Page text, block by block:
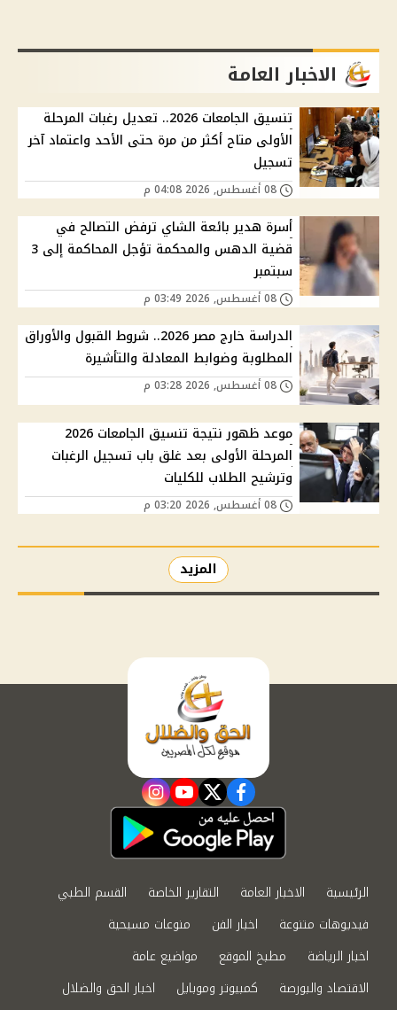
الاخبار العامة
تنسيق الجامعات 2026.. تعديل رغبات المرحلة
الأولى متاح أكثر من مرة حتى الأحد واعتماد آخر
تسجيل
أسرة هدير بائعة الشاي ترفض التصالح في
قضية الدهس والمحكمة تؤجل المحاكمة إلى 3
سبتمبر
الدراسة خارج مصر 2026.. شروط القبول والأوراق
المطلوبة وضوابط المعادلة والتأشيرة
موعد ظهور نتيجة تنسيق الجامعات 2026
المرحلة الأولى بعد غلق باب تسجيل الرغبات
وترشيح الطلاب للكليات
المزيد
facebook
twitter
youtube
instagram
الرئيسية الاخبار العامة التقارير الخاصة
القسم الطبي
فيديوهات متنوعة
اخبار الفن
منوعات مسيحية
اخبار الرياضة
مطبخ الموقع
مواضيع عامة
الاقتصاد والبورصة
كمبيوتر وموبايل
اخبار الحق والضلال